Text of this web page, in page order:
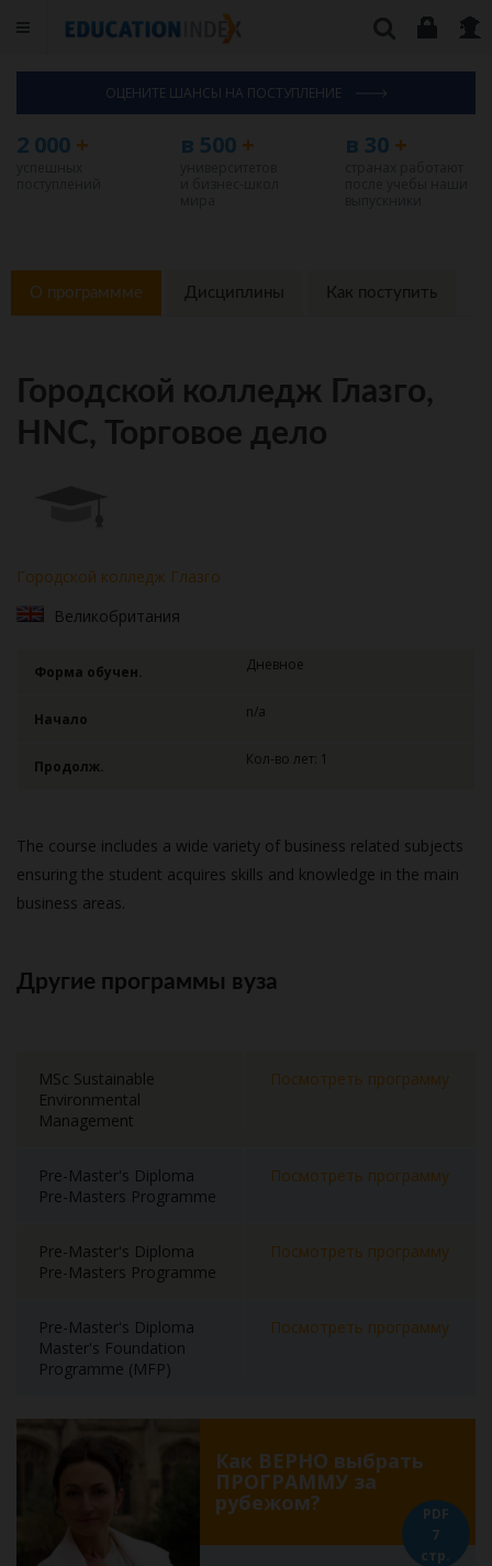
ОЦЕНИТЕ ШАНСЫ НА ПОСТУПЛЕНИЕ
2 000 + в 500 + в 30+
О программме Дисциплины Как поступить
Городской колледж Глазго,
HNC, Торговое дело
Городской колледж Глазго
Великобритания
Форма обучен. Дневное
Начало n/a
Продолж. Кол-во лет: 1
The course includes a wide variety of business related subjects
ensuring the student acquires skills and knowledge in the main
business areas.
Другие программы вуза
MSc Sustainable
Environmental
Management
Посмотреть программу
Pre-Master's Diploma
Pre-Masters Programme
Посмотреть программу
Pre-Master's Diploma
Pre-Masters Programme
Посмотреть программу
Pre-Master's Diploma
Master's Foundation
Programme (MFP)
Посмотреть программу
Как ВЕРНО выбрать
ПРОГРАММУ за
рубежом?
PDF
7
стр.